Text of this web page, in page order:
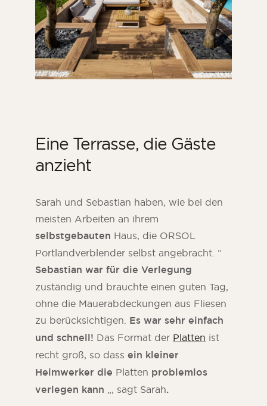
Eine Terrasse, die Gäste
anzieht
Sarah und Sebastian haben, wie bei den
meisten Arbeiten an ihrem
selbstgebauten Haus, die ORSOL
Portlandverblender selbst angebracht. “
Sebastian war für die Verlegung
zuständig und brauchte einen guten Tag,
ohne die Mauerabdeckungen aus Fliesen
zu berücksichtigen. Es war sehr einfach
und schnell! Das Format der Platten ist
recht groß, so dass ein kleiner
Heimwerker die Platten problemlos
verlegen kann
„, sagt Sarah.